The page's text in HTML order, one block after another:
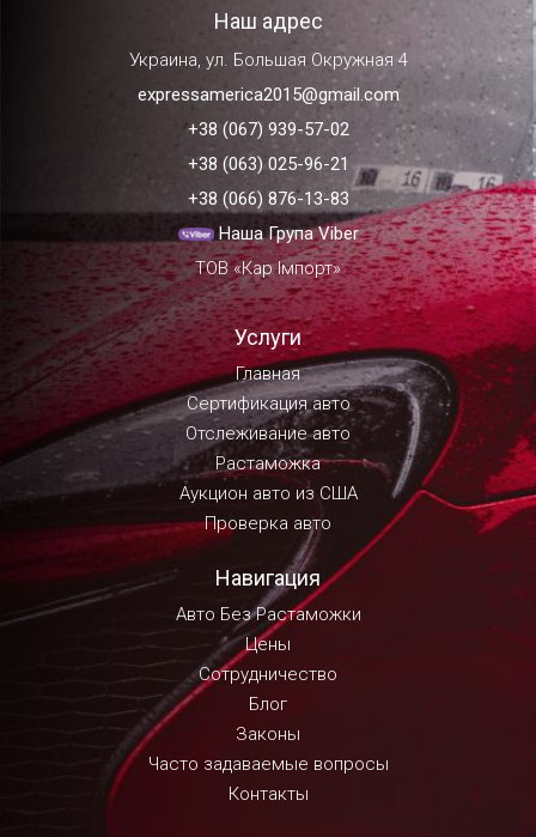
Наш адрес
Украина, ул. Большая Окружная 4
expressamerica2015@gmail.com
+38 (067) 939-57-02
+38 (063) 025-96-21
+38 (066) 876-13-83
Наша Група Viber
ТОВ «Кар Імпорт»
Услуги
Главная
Сертификация авто
Отслеживание авто
Растаможка
Аукцион авто из США
Проверка авто
Навигация
Авто Без Растаможки
Цены
Сотрудничество
Блог
Законы
Часто задаваемые вопросы
Контакты